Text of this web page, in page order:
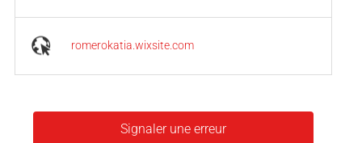
romerokatia.wixsite.com
Signaler une erreur